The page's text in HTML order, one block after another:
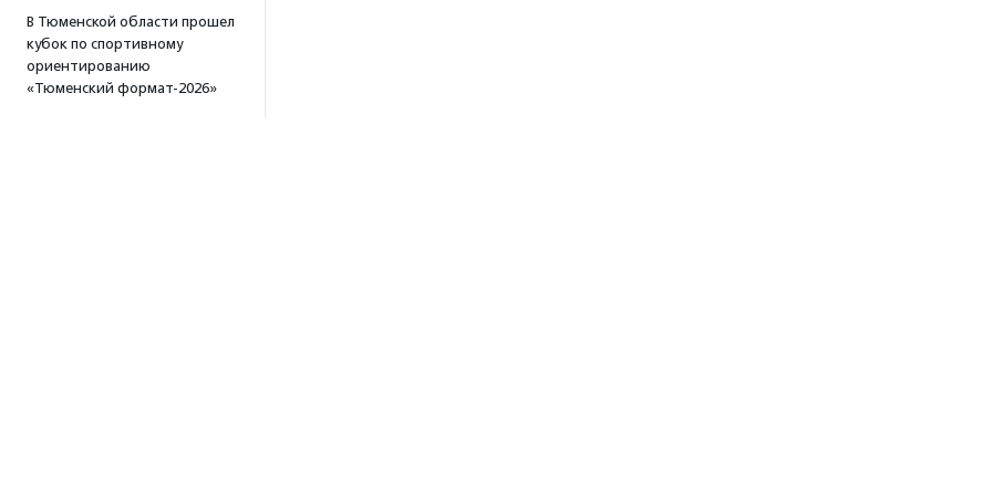
В Тюменской области прошел
кубок по спортивному
ориентированию
«Тюменский формат-2026»